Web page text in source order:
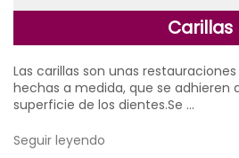
Carillas
Las carillas son unas
hechas a medida, que se adhieren
superficie de los dientes.Se …
Seguir leyendo